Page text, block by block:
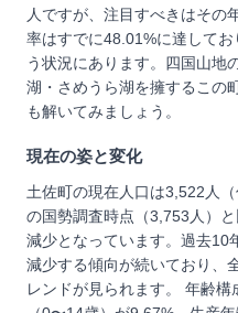
人ですが、注目すべきはその
率はすでに48.01%に達して
う状況にあります。四国山地
湖・さめうら湖を擁するこの
も解いてみましょう。
現在の姿と変化
土佐町の現在人口は3,522人
の国勢調査時点（3,753人）
減少となっています。過去10
減少する傾向が続いており、
レンドが見られます。 年齢